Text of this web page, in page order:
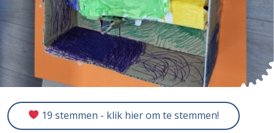
19 stemmen - klik hier om te stemmen!